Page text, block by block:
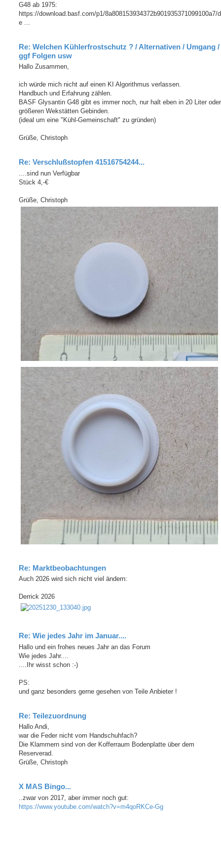
G48 ab 1975:
https://download.basf.com/p1/8a808153934372b901935371099100a7/d
e ...
Re: Welchen Kühlerfrostschutz ? / Alternativen / Umgang /
ggf Folgen usw
Hallo Zusammen,
ich würde mich nicht auf einen KI Algorithmus verlassen.
Handbuch und Erfahrung zählen.
BASF Glysantin G48 gibt es immer noch, nur halt eben in 20 Liter oder
größeren Wekstätten Gebinden.
(ideal um eine "Kühl-Gemeinschaft" zu gründen)
Grüße, Christoph
Re: Verschlußstopfen 41516754244...
....sind nun Verfügbar
Stück 4,-€
Grüße, Christoph
Re: Marktbeobachtungen
Auch 2026 wird sich nicht viel ändern:
Derrick 2026
Re: Wie jedes Jahr im Januar....
Hallo und ein frohes neues Jahr an das Forum
Wie jedes Jahr....
....Ihr wisst schon :-)
PS:
und ganz besonders gerne gesehen von Teile Anbieter !
Re: Teilezuordnung
Hallo Andi,
war die Feder nicht vom Handschuhfach?
Die Klammern sind von der Kofferraum Bodenplatte über dem
Reserverad.
Grüße, Christoph
X MAS Bingo...
..zwar von 2017, aber immer noch gut:
https://www.youtube.com/watch?v=m4qoRKCe-Gg